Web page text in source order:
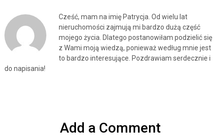
Cześć, mam na imię Patrycja. Od wielu lat
nieruchomości zajmują mi bardzo dużą część
mojego życia. Dlatego postanowiłam podzielić się
z Wami moją wiedzą, ponieważ według mnie jest
to bardzo interesujące. Pozdrawiam serdecznie i
do napisania!
Add a Comment